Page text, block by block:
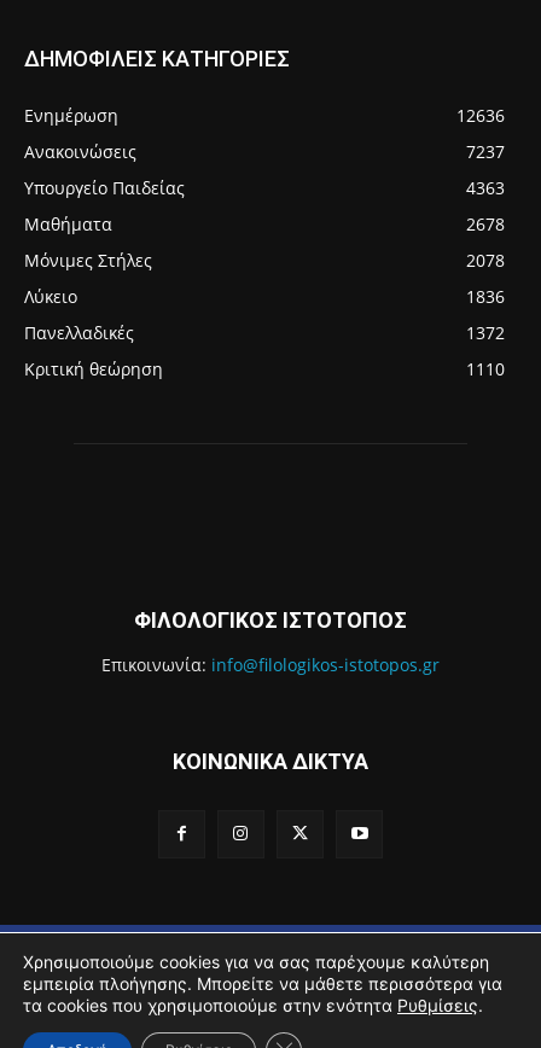
ΔΗΜΟΦΙΛΕΙΣ ΚΑΤΗΓΟΡΙΕΣ
Ενημέρωση
12636
Ανακοινώσεις
7237
Υπουργείο Παιδείας
4363
Μαθήματα
2678
Μόνιμες Στήλες
2078
Λύκειο
1836
Πανελλαδικές
1372
Κριτική θεώρηση
1110
ΦΙΛΟΛΟΓΙΚΟΣ ΙΣΤΟΤΟΠΟΣ
Επικοινωνία: info@filologikos-istotopos.gr
ΚΟΙΝΩΝΙΚΑ ΔΙΚΤΥΑ
2016 - 2021 Filologikos Istotopos - All rights reserved.
Αρχική Βιογραφικό Sitemap Όροι Χρήσης Επικοινωνία
Χρησιμοποιούμε cookies για να σας παρέχουμε καλύτερη
εμπειρία πλοήγησης. Μπορείτε να μάθετε περισσότερα για
τα cookies που χρησιμοποιούμε στην ενότητα Ρυθμίσεις.